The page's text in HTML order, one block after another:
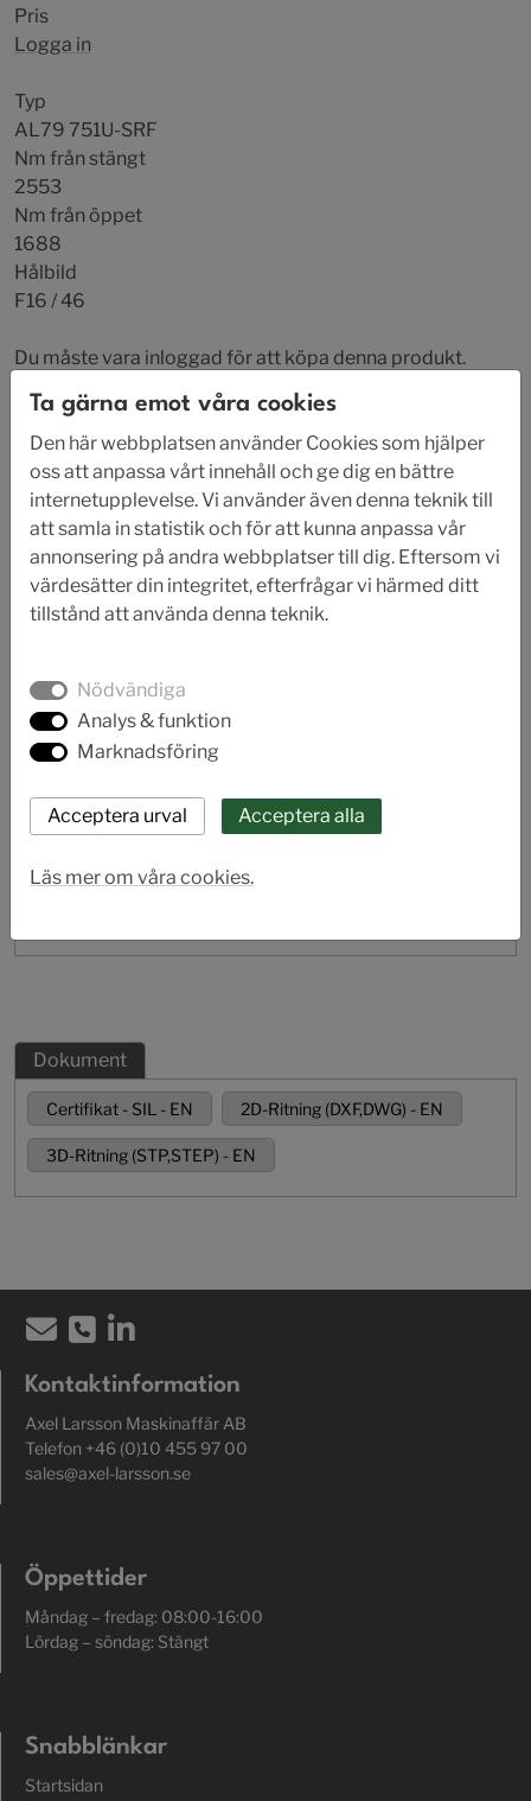
Pris
Logga in
Typ
AL79 751U-SRF
Nm från stängt
2553
Nm från öppet
1688
Hålbild
F16 / 46
Du måste vara inloggad för att köpa denna produkt.
Foto
Dokument
Certifikat - SIL - EN 2D-Ritning (DXF,DWG) - EN
3D-Ritning (STP,STEP) - EN
Kontaktinformation
Axel Larsson Maskinaffär AB
Telefon +46 (0)10 455 97 00
sales@axel-larsson.se
Öppettider
Måndag – fredag: 08:00-16:00
Lördag – söndag: Stängt
Snabblänkar
Startsidan
Ta gärna emot våra cookies
Den här webbplatsen använder Cookies som hjälper
oss att anpassa vårt innehåll och ge dig en bättre
internetupplevelse. Vi använder även denna teknik till
att samla in statistik och för att kunna anpassa vår
annonsering på andra webbplatser till dig. Eftersom vi
värdesätter din integritet, efterfrågar vi härmed ditt
tillstånd att använda denna teknik.
Nödvändiga
Analys & funktion
Marknadsföring
Läs mer om våra cookies.